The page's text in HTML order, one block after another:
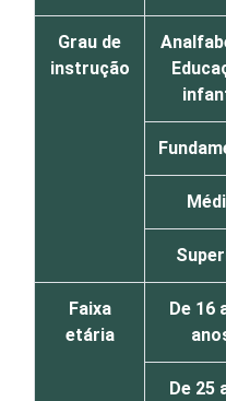
Grau de
instrução
Faixa
etária
De 16
De 25